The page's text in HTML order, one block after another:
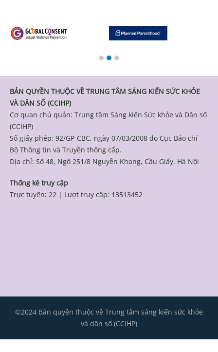
BẢN QUYỀN THUỘC VỀ TRUNG TÂM SÁNG KIẾN SỨC KHỎE
VÀ DÂN SỐ (CCIHP)
Cơ quan chủ quản: Trung tâm Sáng kiến Sức khỏe và Dân số
(CCIHP)
Số giấy phép: 92/GP-CBC, ngày 07/03/2008 do Cục Báo chí -
Bộ Thông tin và Truyền thông cấp.
Địa chỉ: Số 48, Ngõ 251/8 Nguyễn Khang, Cầu Giấy, Hà Nội
Thống kê truy cập
Trực tuyến: 22 | Lượt truy cập: 13513452
©2024 Bản quyền thuộc về Trung tâm sáng kiến sức khỏe
và dân số (CCIHP)